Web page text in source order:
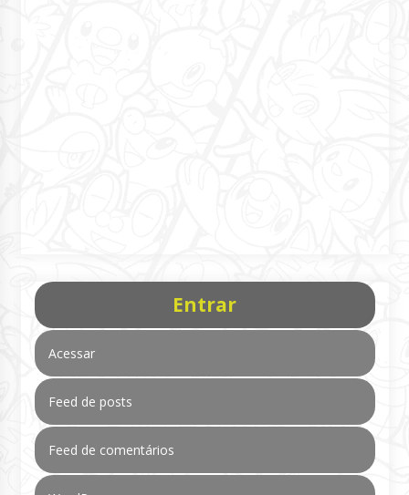
Entrar
Acessar
Feed de posts
Feed de comentários